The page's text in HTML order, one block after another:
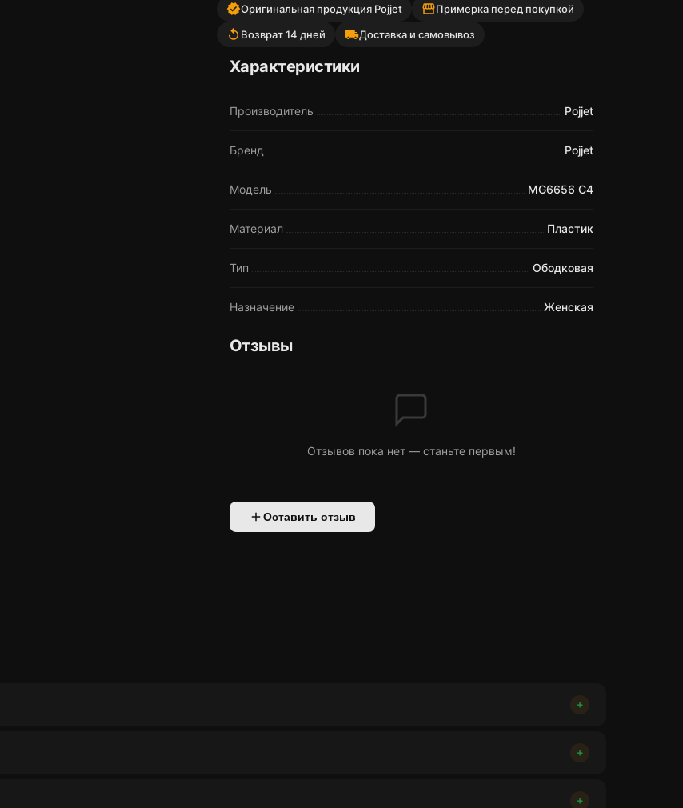
verifiedОригинальная продукция Pojjet storefrontПримерка перед покупкой
replay Возврат 14 дней local_shippingДоставка и самовывоз
Характеристики
Производитель Pojjet
Бренд Pojjet
Модель MG6656 C4
Материал Пластик
Тип Ободковая
Назначение Женская
Отзывы
Отзывов пока нет — станьте первым!
Оставить отзыв